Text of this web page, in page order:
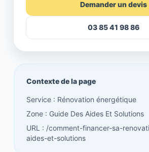
Demander un devis
03 85 41 98 86
Contexte de la page
Service : Rénovation énergétique
Zone : Guide Des Aides Et Solutions
URL : /comment-financer-sa-
aides-et-solutions